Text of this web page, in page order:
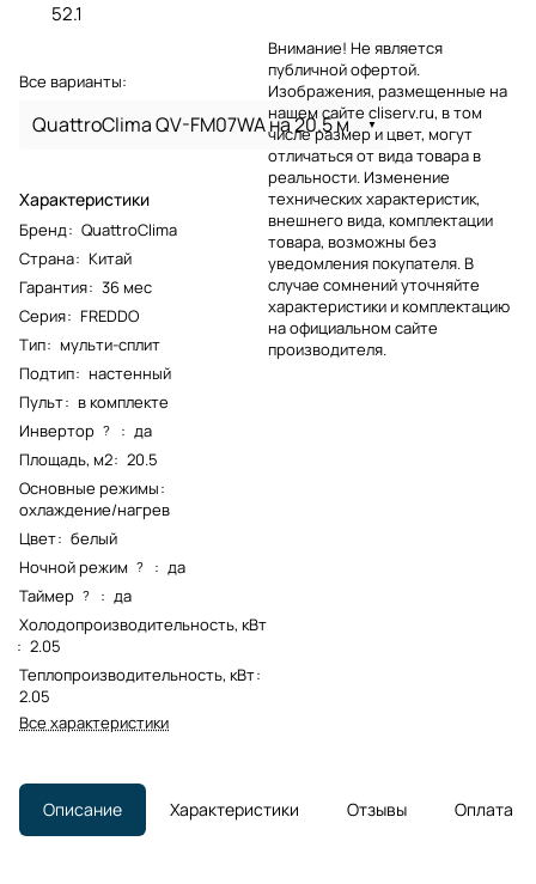
52.1
Все варианты:
QuattroClima QV-FM07WA на 20.5 м
Характеристики
Бренд: QuattroClima
Страна: Китай
Гарантия: 36 мес
Серия: FREDDO
Тип: мульти-сплит
Подтип: настенный
Пульт: в комплекте
Инвертор ? : да
Площадь, м2: 20.5
Основные режимы:
охлаждение/нагрев
Цвет: белый
Ночной режим ? : да
Таймер ? : да
Холодопроизводительность, кВт
: 2.05
Теплопроизводительность, кВт:
2.05
Все характеристики
Внимание! Не является
публичной офертой.
Изображения, размещенные на
нашем сайте cliserv.ru, в том
числе размер и цвет, могут
отличаться от вида товара в
реальности. Изменение
технических характеристик,
внешнего вида, комплектации
товара, возможны без
уведомления покупателя. В
случае сомнений уточняйте
характеристики и комплектацию
на официальном сайте
производителя.
Описание Характеристики Отзывы Оплата